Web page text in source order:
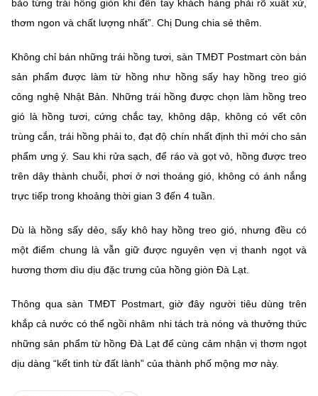
bảo từng trái hồng giòn khi đến tay khách hàng phải rõ xuất xứ,
thơm ngon và chất lượng nhất”. Chị Dung chia sẻ thêm.
Không chỉ bán những trái hồng tươi, sàn TMĐT Postmart còn bán
sản phẩm được làm từ hồng như hồng sấy hay hồng treo gió
công nghệ Nhật Bản. Những trái hồng được chọn làm hồng treo
gió là hồng tươi, cứng chắc tay, không dập, không có vết côn
trùng cắn, trái hồng phải to, đạt độ chín nhất định thì mới cho sản
phẩm ưng ý. Sau khi rửa sạch, để ráo và gọt vỏ, hồng được treo
trên dây thành chuỗi, phơi ở nơi thoáng gió, không có ánh nắng
trực tiếp trong khoảng thời gian 3 đến 4 tuần.
Dù là hồng sấy dẻo, sấy khô hay hồng treo gió, nhưng đều có
một điểm chung là vẫn giữ được nguyên vẹn vị thanh ngọt và
hương thơm dìu dịu đặc trưng của hồng giòn Đà Lạt.
Thông qua sàn TMĐT Postmart, giờ đây người tiêu dùng trên
khắp cả nước có thể ngồi nhâm nhi tách trà nóng và thưởng thức
những sản phẩm từ hồng Đà Lạt để cùng cảm nhận vị thơm ngọt
dịu dàng “kết tinh từ đất lành” của thành phố mộng mơ này.